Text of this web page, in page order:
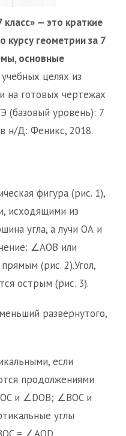
— это краткие
курсу геометрии за 7
основные
целях из
на готовых чертежах
(базовый уровень): 7
н/Д: Феникс, 2018.
фигура (рис. 1),
исходящими из
угла, а лучи ОА и
∠AOB или
(рис. 2).Угол,
острым (рис. 3).
развернутого,
если
продолжениями
и ∠DOB; ∠BOC и
углы